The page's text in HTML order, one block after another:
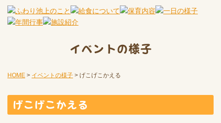
イベントの様子
HOME > イベントの様子 > げこげこかえる
げこげこかえる